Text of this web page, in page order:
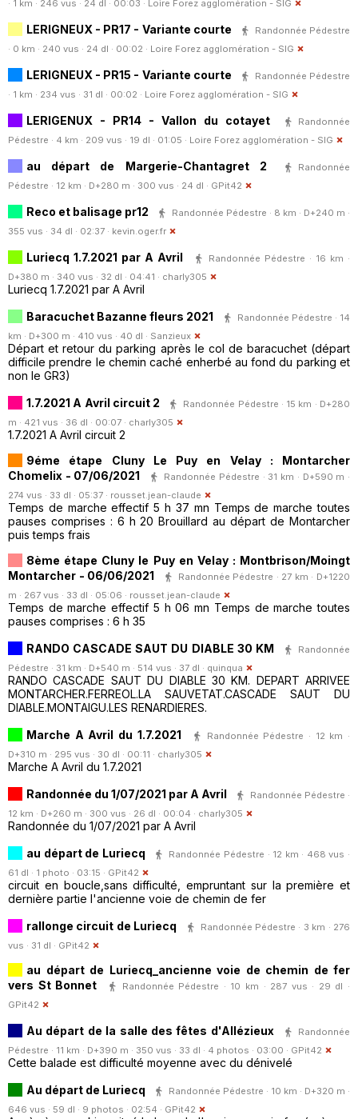
· 1 km · 246 vus · 24 dl · 00:03 · Loire Forez agglomération - SIG
LERIGNEUX - PR17 - Variante courte
Randonnée Pédestre
· 0 km · 240 vus · 24 dl · 00:02 · Loire Forez agglomération - SIG
LERIGNEUX - PR15 - Variante courte
Randonnée Pédestre
· 1 km · 234 vus · 31 dl · 00:02 · Loire Forez agglomération - SIG
LERIGENUX - PR14 - Vallon du cotayet
Randonnée
Pédestre · 4 km · 209 vus · 19 dl · 01:05 · Loire Forez agglomération - SIG
au départ de Margerie-Chantagret 2
Randonnée
Pédestre · 12 km · D+280 m · 300 vus · 24 dl · GPit42
Reco et balisage pr12
Randonnée Pédestre · 8 km · D+240 m ·
355 vus · 34 dl · 02:37 · kevin.oger.fr
Luriecq 1.7.2021 par A Avril
Randonnée Pédestre · 16 km ·
D+380 m · 340 vus · 32 dl · 04:41 · charly305
Luriecq 1.7.2021 par A Avril
Baracuchet Bazanne fleurs 2021
Randonnée Pédestre · 14
km · D+300 m · 410 vus · 40 dl · Sanzieux
Départ et retour du parking après le col de baracuchet (départ
difficile prendre le chemin caché enherbé au fond du parking et
non le GR3)
1.7.2021 A Avril circuit 2
Randonnée Pédestre · 15 km · D+280
m · 421 vus · 36 dl · 00:07 · charly305
1.7.2021 A Avril circuit 2
9éme étape Cluny Le Puy en Velay : Montarcher
Chomelix - 07/06/2021
Randonnée Pédestre · 31 km · D+590 m ·
274 vus · 33 dl · 05:37 · rousset.jean-claude
Temps de marche effectif 5 h 37 mn Temps de marche toutes
pauses comprises : 6 h 20 Brouillard au départ de Montarcher
puis temps frais
8ème étape Cluny le Puy en Velay : Montbrison/Moingt
Montarcher - 06/06/2021
Randonnée Pédestre · 27 km · D+1220
m · 267 vus · 33 dl · 05:06 · rousset.jean-claude
Temps de marche effectif 5 h 06 mn Temps de marche toutes
pauses comprises : 6 h 35
RANDO CASCADE SAUT DU DIABLE 30 KM
Randonnée
Pédestre · 31 km · D+540 m · 514 vus · 37 dl · quinqua
RANDO CASCADE SAUT DU DIABLE 30 KM. DEPART ARRIVEE
MONTARCHER.FERREOL.LA SAUVETAT.CASCADE SAUT DU
DIABLE.MONTAIGU.LES RENARDIERES.
Marche A Avril du 1.7.2021
Randonnée Pédestre · 12 km ·
D+310 m · 295 vus · 30 dl · 00:11 · charly305
Marche A Avril du 1.7.2021
Randonnée du 1/07/2021 par A Avril
Randonnée Pédestre ·
12 km · D+260 m · 300 vus · 26 dl · 00:04 · charly305
Randonnée du 1/07/2021 par A Avril
au départ de Luriecq
Randonnée Pédestre · 12 km · 468 vus ·
61 dl · 1 photo · 03:15 · GPit42
circuit en boucle,sans difficulté, empruntant sur la première et
dernière partie l'ancienne voie de chemin de fer
rallonge circuit de Luriecq
Randonnée Pédestre · 3 km · 276
vus · 31 dl · GPit42
au départ de Luriecq_ancienne voie de chemin de fer
vers St Bonnet
Randonnée Pédestre · 10 km · 287 vus · 29 dl ·
GPit42
Au départ de la salle des fêtes d'Allézieux
Randonnée
Pédestre · 11 km · D+390 m · 350 vus · 33 dl · 4 photos · 03:00 · GPit42
Cette balade est difficulté moyenne avec du dénivelé
Au départ de Luriecq
Randonnée Pédestre · 10 km · D+320 m ·
646 vus · 59 dl · 9 photos · 02:54 · GPit42